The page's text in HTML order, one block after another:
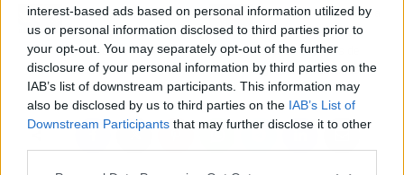
interest-based ads based on personal information utilized by
us or personal information disclosed to third parties prior to
your opt-out. You may separately opt-out of the further
disclosure of your personal information by third parties on the
IAB’s list of downstream participants. This information may
also be disclosed by us to third parties on the IAB’s List of
Downstream Participants that may further disclose it to other
Andalucía anuncia un
ahorro fiscal de 329
millones con una bajada
de impuestos
Desalojan en Valencia a
200 personas de un
recinto de peleas de
gallos clandestinas